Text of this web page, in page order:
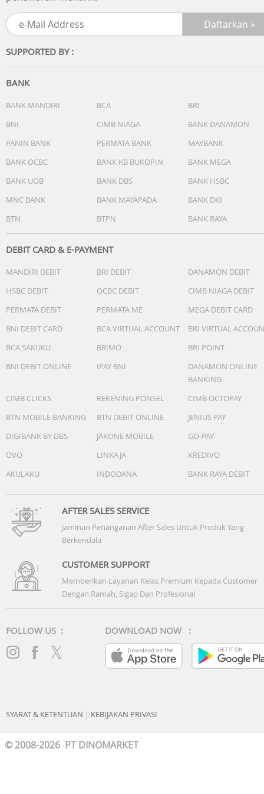
SUPPORTED BY :
BANK
BANK MANDIRI BCA
BRI
BNI
CIMB NIAGA
BANK DANAMON
PANIN BANK
PERMATA BANK
MAYBANK
BANK OCBC
BANK KB BUKOPIN
BANK MEGA
BANK UOB
BANK DBS
BANK HSBC
MNC BANK
BANK MAYAPADA
BANK DKI
BTN
BTPN BANK RAYA
DEBIT CARD & E-PAYMENT
MANDIRI DEBIT BRI DEBIT
DANAMON DEBIT
HSBC DEBIT
OCBC DEBIT
CIMB NIAGA DEBIT
PERMATA DEBIT
PERMATA ME
MEGA DEBIT CARD
BNI DEBIT CARD
BCA VIRTUAL ACCOUNT
BRI VIRTUAL
BCA SAKUKU
BRIMO
BRI POINT
BNI DEBIT ONLINE
IPAY BNI
DANAMON ONLINE
BANKING
CIMB CLICKS
REKENING PONSEL
CIMB OCTOPAY
BTN MOBILE BANKING
BTN DEBIT ONLINE
JENIUS PAY
DIGIBANK BY DBS
JAKONE MOBILE
GO-PAY
OVO
LINKAJA
KREDIVO
AKULAKU
INDODANA BANK RAYA DEBIT
AFTER SALES SERVICE
Jaminan Penanganan After Sales Untuk Produk Yang
Berkendala
CUSTOMER SUPPORT
Memberikan Layanan Kelas Premium Kepada Customer
Dengan Ramah, Sigap Dan Profesional
FOLLOW US : DOWNLOAD NOW :
SYARAT & KETENTUAN | KEBIJAKAN PRIVASI
© 2008-2026 PT DINOMARKET